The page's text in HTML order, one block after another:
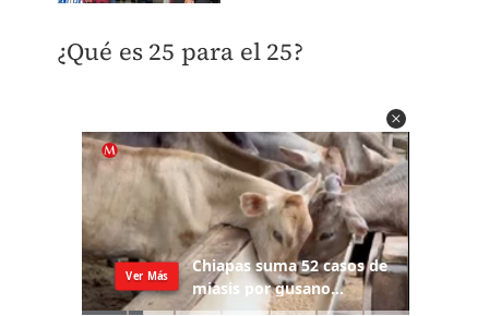
¿Qué es 25 para el 25?